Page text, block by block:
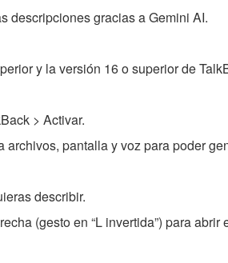
descripciones gracias a Gemini AI.
y la versión 16 o superior de
> Activar.
archivos, pantalla y voz para poder
describir.
(gesto en “L invertida”) para